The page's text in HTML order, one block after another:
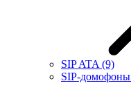
SIP ATA (9)
SIP-домофоны